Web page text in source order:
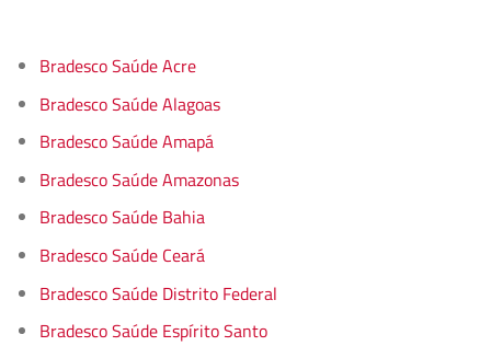
Bradesco Saúde Acre
Bradesco Saúde Alagoas
Bradesco Saúde Amapá
Bradesco Saúde Amazonas
Bradesco Saúde Bahia
Bradesco Saúde Ceará
Bradesco Saúde Distrito Federal
Bradesco Saúde Espírito Santo